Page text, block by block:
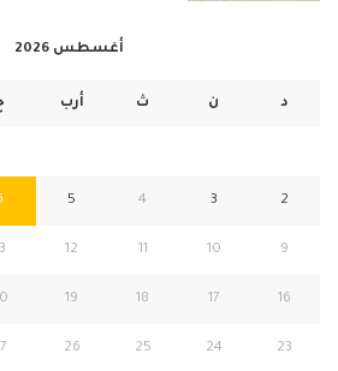
أغسطس 2026
د ن ث أرب
2
3
4
5
9
10
11
12
16
17
18
19
23
24
25
26